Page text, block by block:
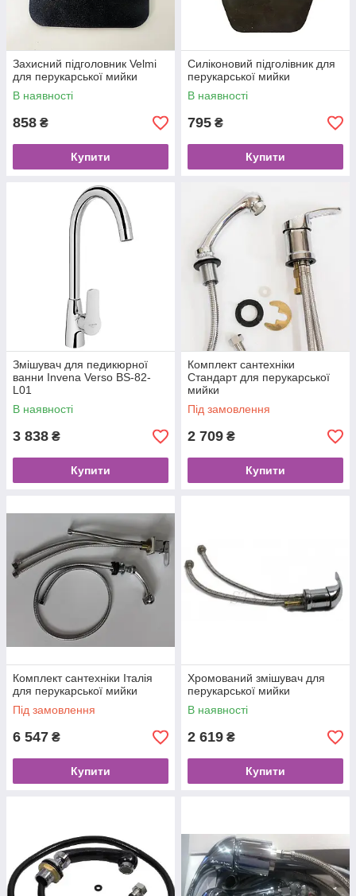
Захисний підголовник Velmi
для перукарської мийки
В наявності
858 ₴
Купити
Силіконовий підголівник для
перукарської мийки
В наявності
795 ₴
Купити
Змішувач для педикюрної
ванни Invena Verso BS-82-
L01
В наявності
3 838 ₴
Купити
Комплект сантехніки
Стандарт для перукарської
мийки
Під замовлення
2 709 ₴
Купити
Комплект сантехніки Італія
для перукарської мийки
Під замовлення
6 547 ₴
Купити
Хромований змішувач для
перукарської мийки
В наявності
2 619 ₴
Купити